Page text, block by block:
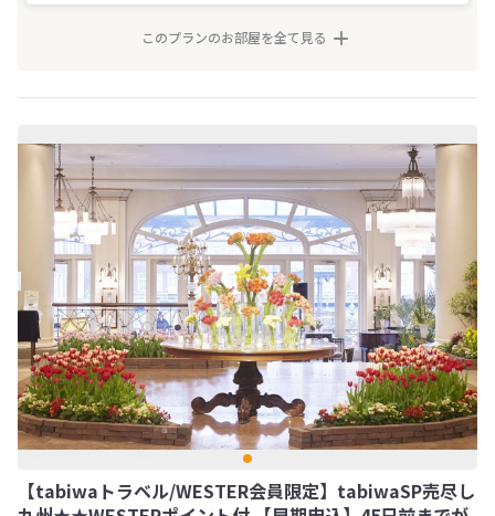
このプランのお部屋を全て見る
【tabiwaトラベル/WESTER会員限定】tabiwaSP売尽し